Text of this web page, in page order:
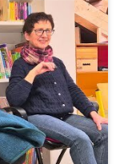
il
con
sul sito